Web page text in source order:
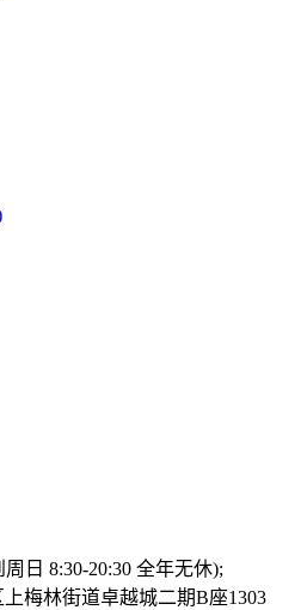
日 8:30-20:30 全年无休);
梅林街道卓越城二期B座1303